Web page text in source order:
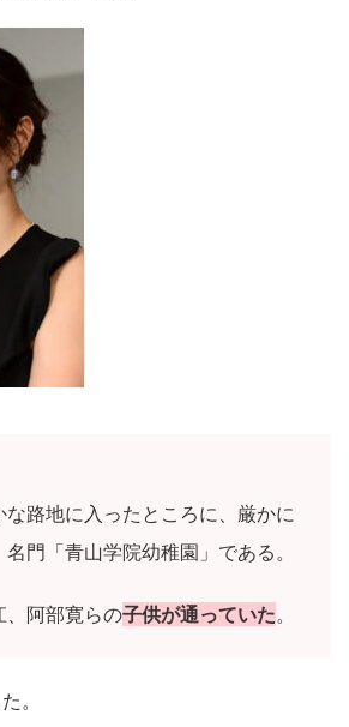
路地に入ったところに、厳かに
門「青山学院幼稚園」である。
、阿部寛らの子供が通っていた。
。